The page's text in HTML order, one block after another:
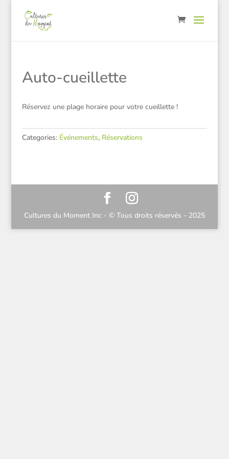
Auto-cueillette
Réservez une plage horaire pour votre cueillette !
Categories: Événements, Réservations
Cultures du Moment Inc - © Tous droits réservés - 2025